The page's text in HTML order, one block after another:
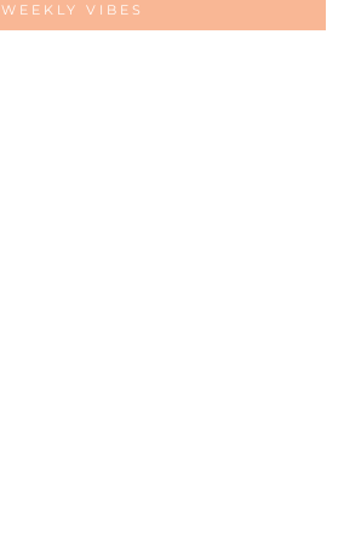
WEEKLY VIBES